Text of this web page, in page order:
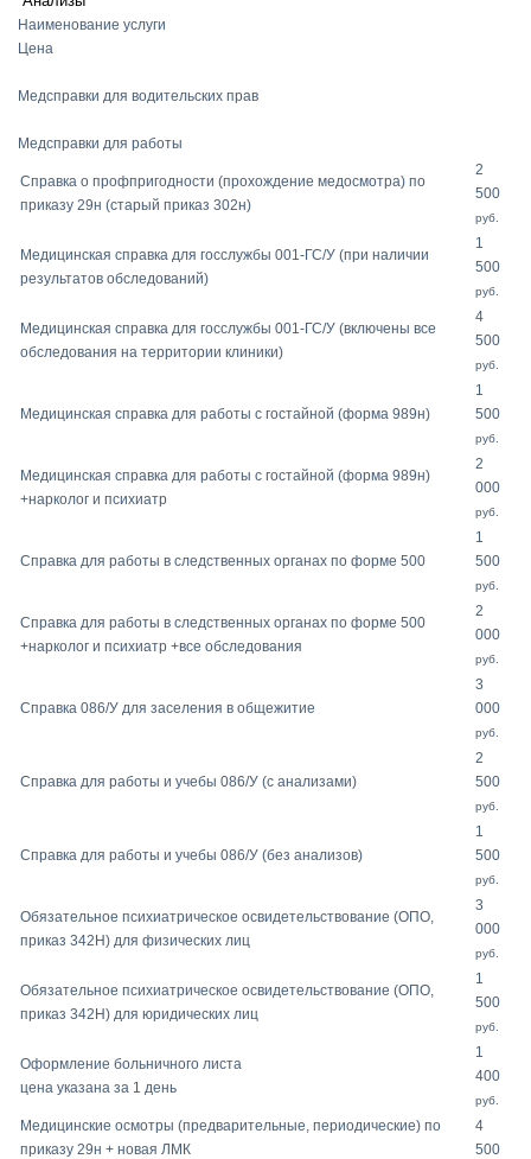
Наименование услуги
Цена
Медсправки для водительских прав
Медсправки для работы
Справка о профпригодности (прохождение медосмотра) по
приказу 29н (старый приказ 302н)
2
500
руб.
Медицинская справка для госслужбы 001-ГС/У (при наличии
результатов обследований)
1
500
руб.
Медицинская справка для госслужбы 001-ГС/У (включены все
обследования на территории клиники)
4
500
руб.
Медицинская справка для работы с гостайной (форма 989н)
1
500
руб.
Медицинская справка для работы с гостайной (форма 989н)
+нарколог и психиатр
2
000
руб.
Справка для работы в следственных органах по форме 500
1
500
руб.
Справка для работы в следственных органах по форме 500
+нарколог и психиатр +все обследования
2
000
руб.
Справка 086/У для заселения в общежитие
3
000
руб.
Справка для работы и учебы 086/У (с анализами)
2
500
руб.
Справка для работы и учебы 086/У (без анализов)
1
500
руб.
Обязательное психиатрическое освидетельствование (ОПО,
приказ 342Н) для физических лиц
3
000
руб.
Обязательное психиатрическое освидетельствование (ОПО,
приказ 342Н) для юридических лиц
1
500
руб.
Оформление больничного листа
цена указана за 1 день
1
400
руб.
Медицинские осмотры (предварительные, периодические) по
приказу 29н + новая ЛМК
4
500